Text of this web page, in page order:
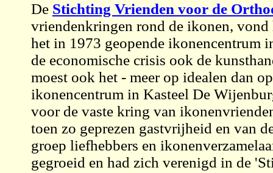
De Stichting Vrienden voor de
vriendenkringen rond de ikonen,
het in 1973 geopende ikonencentrum
de economische crisis ook de
moest ook het - meer op idealen dan
ikonencentrum in Kasteel De
voor de vaste kring van
toen zo geprezen gastvrijheid en van
groep liefhebbers en
gegroeid en had zich verenigd in de